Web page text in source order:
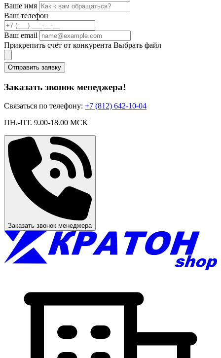
Ваше имя
Ваш телефон
Ваш email
Прикрепить счёт от конкурента Выбрать файл
Отправить заявку
Заказать звонок менеджера!
Связаться по телефону: +7 (812) 642-10-04
ПН.-ПТ. 9.00-18.00 МСК
Заказать звонок менеджера